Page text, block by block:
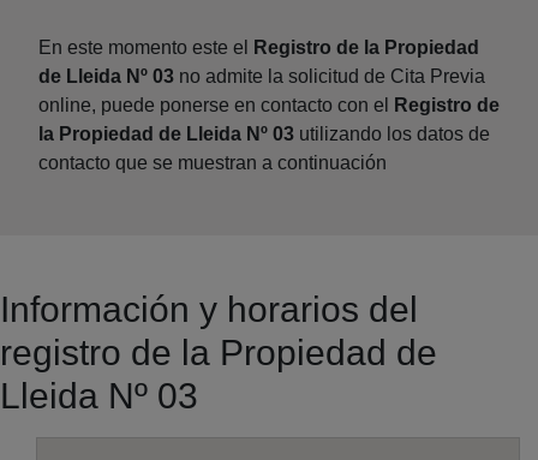
En este momento este el
Registro de la Propiedad
de Lleida Nº 03 no admite la solicitud de Cita Previa
online, puede ponerse en contacto con el
Registro de
la Propiedad de Lleida Nº 03 utilizando los datos de
contacto que se muestran a continuación
Información y horarios del
registro de la Propiedad de
Lleida Nº 03